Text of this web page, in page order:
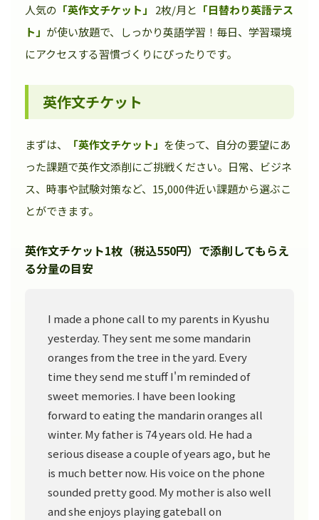
人気の 「英作文チケット」 2枚/月と 「日替わり英語テス
ト」 が使い放題で、しっかり英語学習！毎日、学習環境
にアクセスする習慣づくりにぴったりです。
英作文チケット
まずは、 「英作文チケット」 を使って、自分の要望にあ
った課題で英作文添削にご挑戦ください。日常、ビジネ
ス、時事や試験対策など、15,000件近い課題から選ぶこ
とができます。
英作文チケット1枚（税込550円）で添削してもらえ
る分量の目安
I made a phone call to my parents in Kyushu
yesterday. They sent me some mandarin
oranges from the tree in the yard. Every
time they send me stuff I'm reminded of
sweet memories. I have been looking
forward to eating the mandarin oranges all
winter. My father is 74 years old. He had a
serious disease a couple of years ago, but he
is much better now. His voice on the phone
sounded pretty good. My mother is also well
and she enjoys playing gateball on